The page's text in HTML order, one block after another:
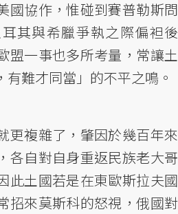
國協作，惟碰到賽普勒斯問
其與希臘爭執之際偏袒後
盟一事也多所考量，常讓土
難才同當」的不平之鳴。
更複雜了，肇因於幾百年來
各自對自身重返民族老大哥
此土國若是在東歐斯拉夫國
招來莫斯科的怒視，俄國對